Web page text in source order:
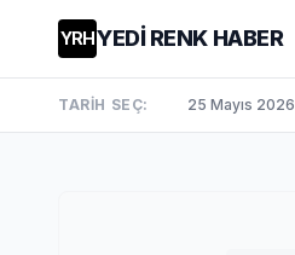
YRHYEDİ RENK HABER
TARİH SEÇ: 25 Mayıs 2026